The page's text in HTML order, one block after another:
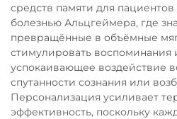
средств памяти для
болезнью Альцгеймера, где
превращённые в объёмные
стимулировать воспоминания
успокаивающее воздействие
спутанности сознания или
Персонализация усиливает
эффективность, поскольку